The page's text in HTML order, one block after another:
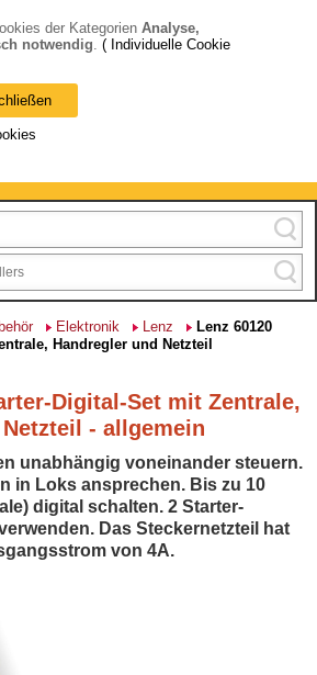
Betriebsferien, vom 03. bis 28.
Elektronik Lenz
Lenz 60120
Handregler und Netzteil
Digital-Set mit Zentrale,
- allgemein
unabhängig voneinander steuern.
in Loks ansprechen. Bis zu 10
digital schalten. 2 Starter-
Das Steckernetzteil hat
von 4A.
der Kategorien Analyse,
notwendig. ( Individuelle Cookie